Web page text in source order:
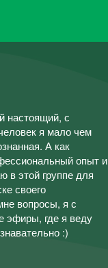
настоящий, с
я мало чем
А как
опыт и
в этой группе для
своего
вопросы, я с
эфиры, где я веду
:)